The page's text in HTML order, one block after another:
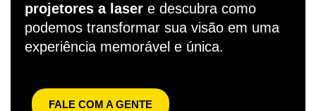
projetores a laser e descubra como
podemos transformar sua visão em uma
experiência memorável e única.
FALE COM A GENTE